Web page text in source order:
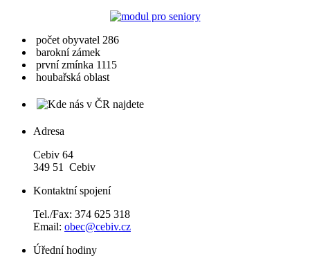
počet obyvatel 286
barokní zámek
první zmínka 1115
houbařská oblast
Adresa
Cebiv 64
349 51 Cebiv
Kontaktní spojení
Tel./Fax: 374 625 318
Email: obec@cebiv.cz
Úřední hodiny